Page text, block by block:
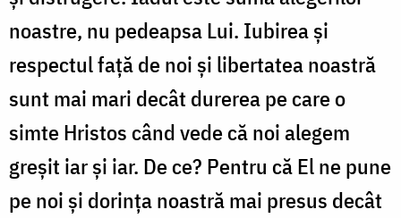
noastre, nu pedeapsa Lui. Iubirea și
respectul față de noi și libertatea noastră
sunt mai mari decât durerea pe care o
simte Hristos când vede că noi alegem
greșit iar și iar. De ce? Pentru că El ne pune
pe noi și dorința noastră mai presus decât